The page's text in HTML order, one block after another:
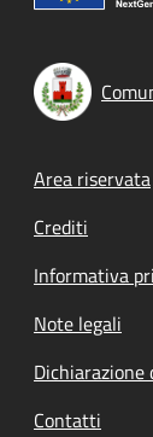
Footer
Area riservata
Crediti
Informativa
Note legali
Dichiarazione
Contatti